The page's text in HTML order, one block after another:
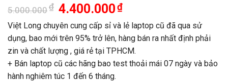
5.000.000₫ Giá
gốc
là:
5.000.000₫.
4.400.000₫Giá
tại
là:
4.400.000₫.
Việt Long chuyên cung cấp sỉ và lẻ laptop cũ đã qua sử
dụng, bao mới trên 95% trở lên, hàng bán ra nhất định phải
zin và chất lượng , giá rẻ tại TPHCM.
+ Bán laptop cũ các hãng bao test thoải mái 07 ngày và bảo
hành nghiêm túc 1 đến 6 tháng.